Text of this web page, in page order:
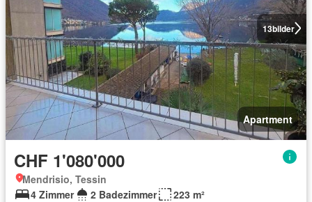
13bilder
Apartment
CHF 1'080'000
Mendrisio, Tessin
4 Zimmer
2 Badezimmer
223 m²